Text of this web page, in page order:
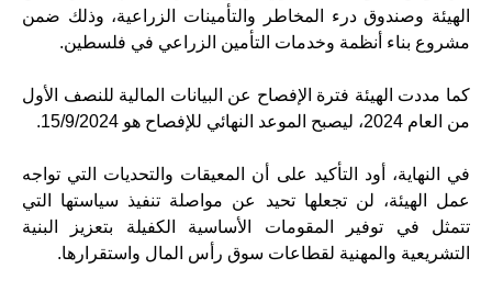
الهيئة وصندوق درء المخاطر والتأمينات الزراعية، وذلك ضمن
مشروع بناء أنظمة وخدمات التأمين الزراعي في فلسطين.
كما مددت الهيئة فترة الإفصاح عن البيانات المالية للنصف الأول
من العام 2024، ليصبح الموعد النهائي للإفصاح هو 15/9/2024.
في النهاية، أود التأكيد على أن المعيقات والتحديات التي تواجه
عمل الهيئة، لن تجعلها تحيد عن مواصلة تنفيذ سياستها التي
تتمثل في توفير المقومات الأساسية الكفيلة بتعزيز البنية
التشريعية والمهنية لقطاعات سوق رأس المال واستقرارها.